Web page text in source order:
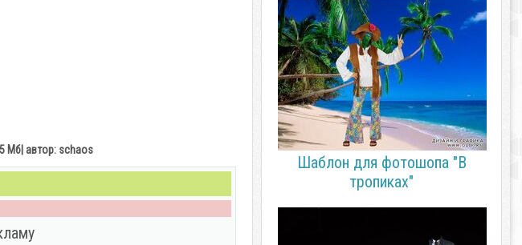
Мб| автор: schaos
Шаблон для фотошопа "В
тропиках"